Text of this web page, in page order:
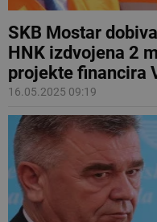
SKB Mostar
HNK izdvojena 2
projekte financira
16.05.2025 09:19